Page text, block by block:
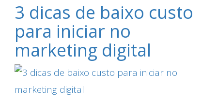
3 dicas de baixo custo
para iniciar no
marketing digital